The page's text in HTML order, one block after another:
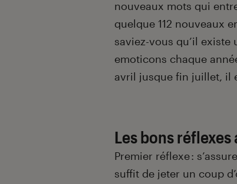
nouveaux mots qui
quelque 112 nouveaux
saviez-vous qu’il
emoticons chaque
avril jusque fin juillet, il
Les bons
Premier réflexe :
suffit de jeter un coup